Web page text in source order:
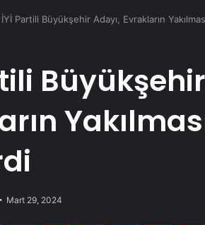
İYİ Partili Büyükşehir Adayı, Evrakların
Mart 29, 2024